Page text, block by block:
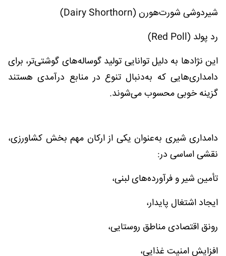
شیردوشی شورت‌هورن (Dairy Shorthorn)
رد پولد (Red Poll)
این نژادها به دلیل توانایی تولید گوساله‌های گوشتی‌تر، برای
دامداری‌هایی که به‌دنبال تنوع در منابع درآمدی هستند
گزینه خوبی محسوب می‌شوند.
دامداری شیری به‌عنوان یکی از ارکان مهم بخش کشاورزی،
نقشی اساسی در:
تأمین شیر و فرآورده‌های لبنی،
ایجاد اشتغال پایدار،
رونق اقتصادی مناطق روستایی،
افزایش امنیت غذایی،